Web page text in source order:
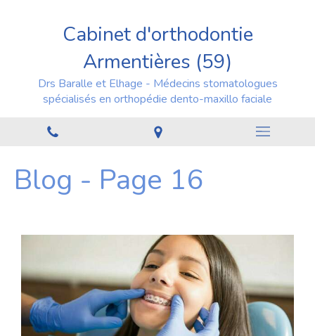
Cabinet d'orthodontie
Armentières (59)
Drs Baralle et Elhage - Médecins stomatologues
spécialisés en orthopédie dento-maxillo faciale
Blog - Page 16